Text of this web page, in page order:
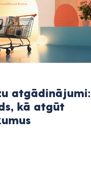
atgādinājumi:
kā atgūt